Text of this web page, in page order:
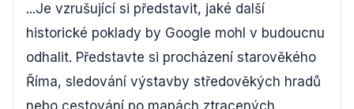
...Je vzrušující si představit, jaké další
historické poklady by Google mohl v budoucnu
odhalit. Představte si procházení starověkého
Říma, sledování výstavby středověkých hradů
nebo cestování po mapách ztracených